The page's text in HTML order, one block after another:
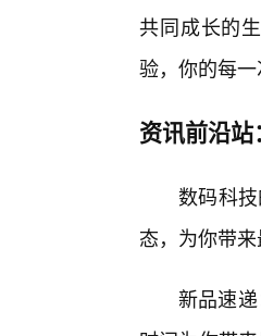
共同成长的
验，你的每
资讯前沿站
数码科
态，为你带
新品速